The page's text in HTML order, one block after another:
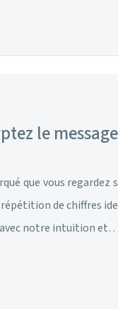
le
que vous regardez
de chiffres
avec notre intuition et…